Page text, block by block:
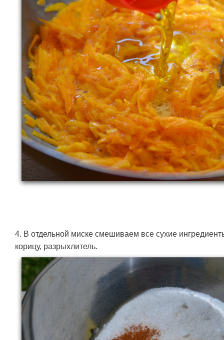
4. В отдельной миске смешиваем все сухие
корицу, разрыхлитель.